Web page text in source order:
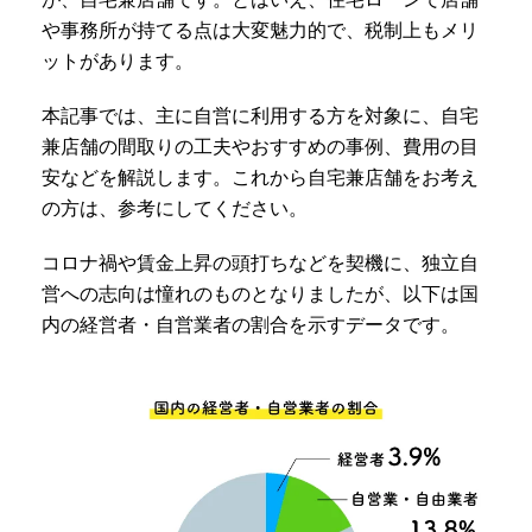
や事務所が持てる点は大変魅力的で、税制上もメリ
ットがあります。
本記事では、主に自営に利用する方を対象に、自宅
兼店舗の間取りの工夫やおすすめの事例、費用の目
安などを解説します。これから自宅兼店舗をお考え
の方は、参考にしてください。
コロナ禍や賃金上昇の頭打ちなどを契機に、独立自
営への志向は憧れのものとなりましたが、以下は国
内の経営者・自営業者の割合を示すデータです。